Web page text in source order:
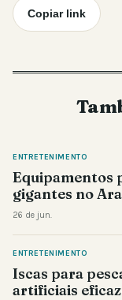
Copiar link
ENTRETENIMENTO
Equipamentos
gigantes no
26 de jun.
ENTRETENIMENTO
Iscas para
artificiais